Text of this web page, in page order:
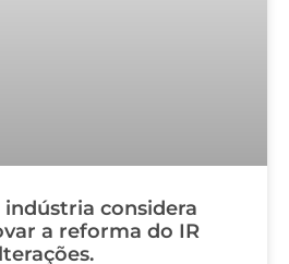
indústria considera
a reforma do IR